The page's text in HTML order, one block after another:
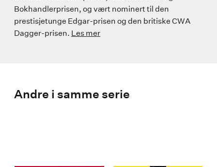
Bokhandlerprisen, og vært nominert til den
prestisjetunge Edgar-prisen og den britiske CWA
Dagger-prisen. Les mer
Andre i samme serie